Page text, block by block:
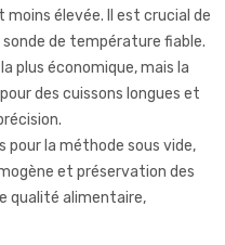
moins élevée. Il est crucial de
de température fiable.
plus économique, mais la
des cuissons longues et
pour la méthode sous vide,
et préservation des
qualité alimentaire,